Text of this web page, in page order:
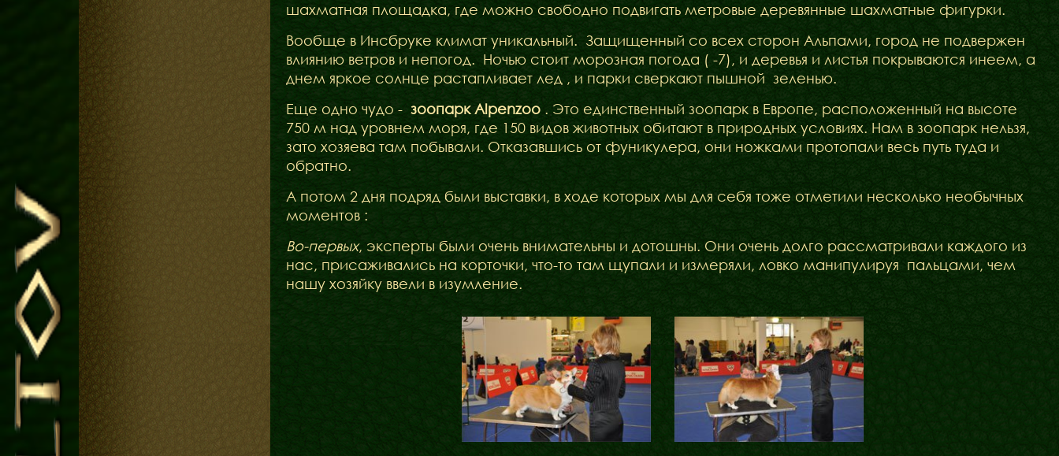
шахматная площадка, где можно свободно подвигать метровые деревянные шахматные фигурки.
Вообще в Инсбруке климат уникальный. Защищенный со всех сторон Альпами, город не подвержен
влиянию ветров и непогод. Ночью стоит морозная погода ( -7), и деревья и листья покрываются инеем, а
днем яркое солнце растапливает лед , и парки сверкают пышной зеленью.
Еще одно чудо - зоопарк Alpenzoo . Это единственный зоопарк в Европе, расположенный на высоте
750 м над уровнем моря, где 150 видов животных обитают в природных условиях. Нам в зоопарк нельзя,
зато хозяева там побывали. Отказавшись от фуникулера, они ножками протопали весь путь туда и
обратно.
А потом 2 дня подряд были выставки, в ходе которых мы для себя тоже отметили несколько необычных
моментов :
Во-первых, эксперты были очень внимательны и дотошны. Они очень долго рассматривали каждого из
нас, присаживались на корточки, что-то там щупали и измеряли, ловко манипулируя пальцами, чем
нашу хозяйку ввели в изумление.
Бібліотека
Міфи
Блог
Галереї